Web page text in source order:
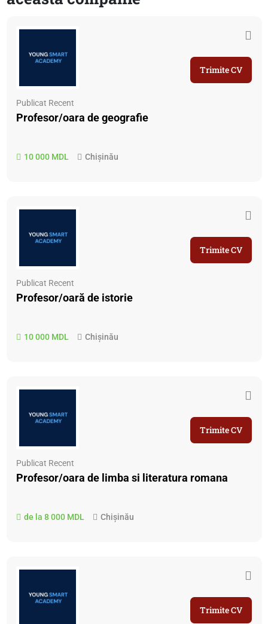
Publicat Recent
Profesor/oara de geografie
10 000 MDL Chișinău
Trimite CV
Publicat Recent
Profesor/oară de istorie
10 000 MDL Chișinău
Trimite CV
Publicat Recent
Profesor/oara de limba si literatura romana
de la 8 000 MDL Chișinău
Trimite CV
Trimite CV